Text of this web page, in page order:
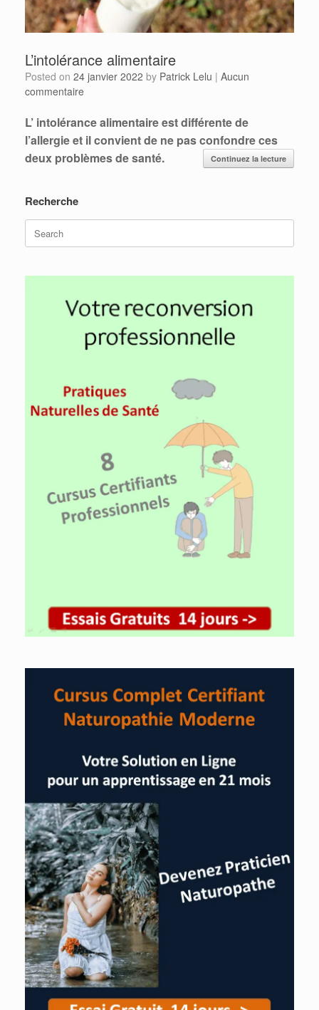
L’intolérance alimentaire
Posted on 24 janvier 2022 by Patrick Lelu | Aucun
commentaire
L’ intolérance alimentaire est différente de
l’allergie et il convient de ne pas confondre ces
deux problèmes de santé.
Continuez la lecture
Recherche
Search
for: